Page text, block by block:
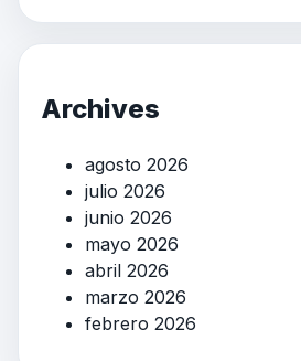
Archives
agosto 2026
julio 2026
junio 2026
mayo 2026
abril 2026
marzo 2026
febrero 2026